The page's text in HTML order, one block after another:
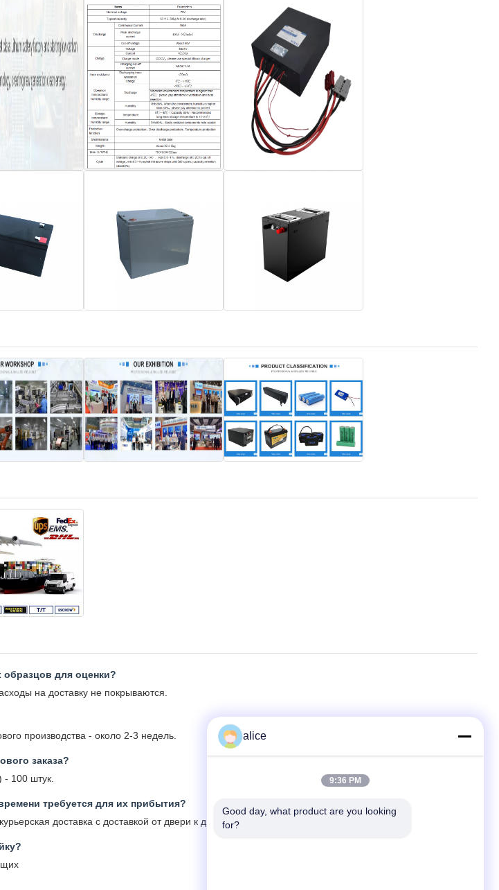
образцов для оценки?
на доставку не покрываются.
производства - около 2-3 недель.
заказа?
- 100 штук.
требуется для их прибытия?
доставка с доставкой от двери к двери (6-10 дней).
alice
9:36 PM
Good day, what product are you looking
for?